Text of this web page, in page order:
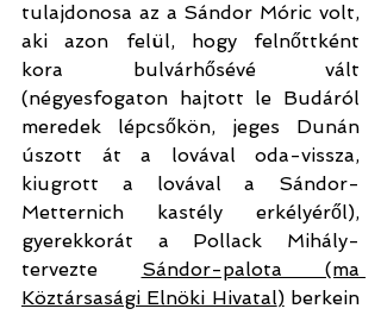
tulajdonosa az a Sándor Móric volt,
aki azon felül, hogy felnőttként
kora bulvárhősévé vált
(négyesfogaton hajtott le Budáról
meredek lépcsőkön, jeges Dunán
úszott át a lovával oda-vissza,
kiugrott a lovával a Sándor-
Metternich kastély erkélyéről),
gyerekkorát a Pollack Mihály-
tervezte Sándor-palota (ma
Köztársasági Elnöki Hivatal) berkein